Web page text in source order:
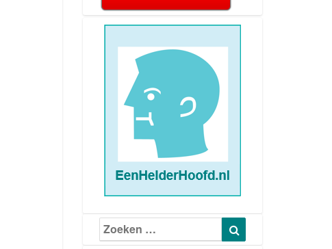
Zoeken
naar: